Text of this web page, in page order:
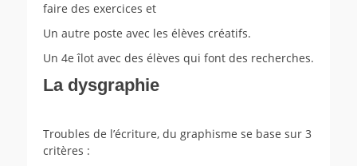
faire des exercices et
Un autre poste avec les élèves créatifs.
Un 4e îlot avec des élèves qui font des recherches.
La dysgraphie
Troubles de l’écriture, du graphisme se base sur 3
critères :